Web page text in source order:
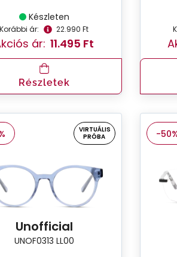
Készleten
Korábbi ár: 22.990 Ft
ár: 11.495 Ft
Részletek
VIRTUÁLIS
PRÓBA
Unofficial
UNOF0313 LL00
-